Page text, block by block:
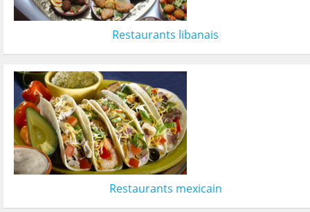
Restaurants libanais
Restaurants mexicain